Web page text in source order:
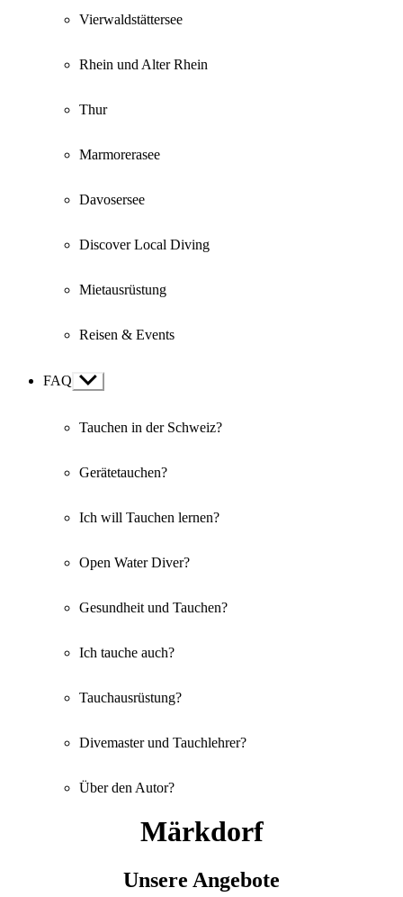
Vierwaldstättersee
Rhein und Alter Rhein
Thur
Marmorerasee
Davosersee
Discover Local Diving
Mietausrüstung
Reisen & Events
FAQ Show
sub
Tauchen in der Schweiz?
Gerätetauchen?
Ich will Tauchen lernen?
Open Water Diver?
Gesundheit und Tauchen?
Ich tauche auch?
Tauchausrüstung?
Divemaster und Tauchlehrer?
Über den Autor?
Märkdorf
Unsere Angebote